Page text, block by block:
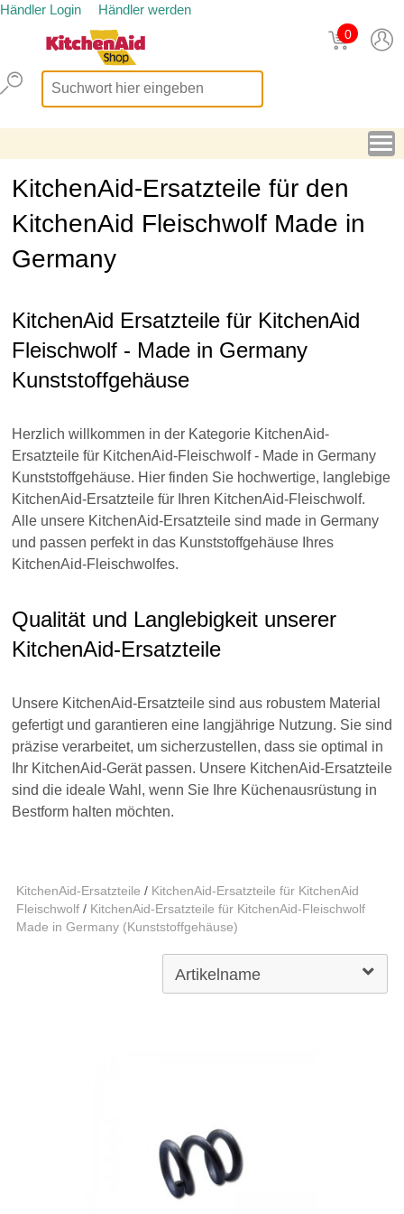
Händler Login Händler werden
0
KitchenAid-Ersatzteile für den
KitchenAid Fleischwolf Made in
Germany
KitchenAid Ersatzteile für KitchenAid
Fleischwolf - Made in Germany
Kunststoffgehäuse
Herzlich willkommen in der Kategorie KitchenAid-
Ersatzteile für KitchenAid-Fleischwolf - Made in Germany
Kunststoffgehäuse. Hier finden Sie hochwertige, langlebige
KitchenAid-Ersatzteile für Ihren KitchenAid-Fleischwolf.
Alle unsere KitchenAid-Ersatzteile sind made in Germany
und passen perfekt in das Kunststoffgehäuse Ihres
KitchenAid-Fleischwolfes.
Qualität und Langlebigkeit unserer
KitchenAid-Ersatzteile
Unsere KitchenAid-Ersatzteile sind aus robustem Material
gefertigt und garantieren eine langjährige Nutzung. Sie sind
präzise verarbeitet, um sicherzustellen, dass sie optimal in
Ihr KitchenAid-Gerät passen. Unsere KitchenAid-Ersatzteile
sind die ideale Wahl, wenn Sie Ihre Küchenausrüstung in
Bestform halten möchten.
KitchenAid-Ersatzteile / KitchenAid-Ersatzteile für KitchenAid
Fleischwolf / KitchenAid-Ersatzteile für KitchenAid-Fleischwolf
Made in Germany (Kunststoffgehäuse)